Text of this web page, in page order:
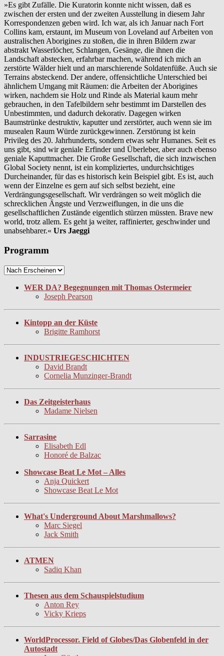
»Es gibt Zufälle. Die Kuratorin konnte nicht wissen, daß es
zwischen der ersten und der zweiten Ausstellung in diesem Jahr
Korrespondenzen geben wird. Ich war, als ich Januar nach Fort
Collins kam, erstaunt, im Museum von Loveland auf Arbeiten von
australischen Aborigines zu stoßen, die in ihren Bildern zwar
abstrakt Wasserlöcher, Schlangen, Gesänge, die ihnen die
Landschaft abstecken, erfahrbar machen, während ich mich an
zerstörte Wälder hielt und an marschierende Soldatenfüße. Auch sie
Terrains absteckend. Der andere, offensichtliche Unterschied bei
ähnlichem Umgang mit Räumen: die Arbeiten der Aborigines
wirken, nachdem sie Holz und Rinde als Material kaum mehr
gebrauchen, in den Tafelbildern sehr bestimmt im Darstellen des
Unbestimmten, und dadurch dekorativ. Dagegen wirken
Baumstrünke destruktiv, kaputter und zerstörter, auch wenn sie im
musealen Raum Würde zurückgewinnen. Zerstörung ist kein
Privileg des 20. Jahrhunderts, sondern etwas sehr Humanes. Seit es
uns gibt, sind wir geniale Erfinder und Überleber, aber auch ebenso
geniale Kaputtmacher. Die Große Gesellschaft, die sich inzwischen
Global Society nennt, ist ein kompliziertes, undurchsichtiges
Durcheinander, für das es historisch kein Beispiel gibt. Es ist, auch
wenn der Einzelne es gern auf sich selbst bezieht, eine
Verdrängungsgesellschaft. Wir verdrängen so weit möglich die
schrecklichen Ängste und Verzweiflungen, in die uns die
gesellschaftlichen Zustände eigentlich stürzen müssten. Brave new
world, trotz allem. Es geht ja weiter, raffinierter, geschwinder und
unabsehbarer.« Urs Jaeggi
Programm
WER DA? Begegnungen mit Thomas Ostermeier
Joseph Pearson
Kintopp an der Küste
Brigitte Ramhorst
INDUSTRIEGESCHICHTEN
David Brandt
Cornelia Munzinger-Brandt
Das Zeitgeisterhaus
Madame Nielsen
Sarrasine
Elisabeth Edl
Honoré de Balzac
Showcase Beat Le Mot – Alles
Anja Quickert
Showcase Beat Le Mot
What's Underground About Marshmallows?
Marc Siegel
Jack Smith
ATMEN
Sadiq Khan
Thesen aus dem Schauspielstudium
Anton Rey
Vicky Krieps
WorldProcessor. Field of Globes/Das Globenfeld in der
Autostadt